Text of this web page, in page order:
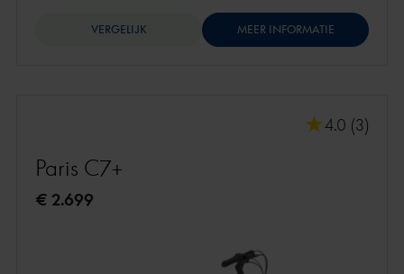
VERGELIJK MEER INFORMATIE
4.0 (3)
Paris C7+
€ 2.699